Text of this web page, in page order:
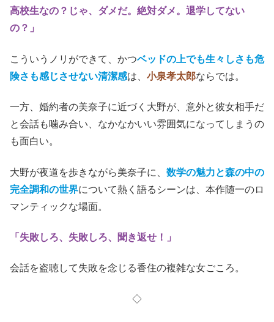
高校生なの？じゃ、ダメだ。絶対ダメ。退学してない
の？」
こういうノリができて、かつベッドの上でも生々しさも危
険さも感じさせない清潔感は、 小泉孝太郎ならでは。
一方、婚約者の美奈子に近づく大野が、意外と彼女相手だ
と会話も噛み合い、なかなかいい雰囲気になってしまうの
も面白い。
大野が夜道を歩きながら美奈子に、 数学の魅力と森の中の
完全調和の世界について熱く語るシーンは、本作随一のロ
マンティックな場面。
「失敗しろ、失敗しろ、聞き返せ！」
会話を盗聴して失敗を念じる香住の複雑な女ごころ。
◇